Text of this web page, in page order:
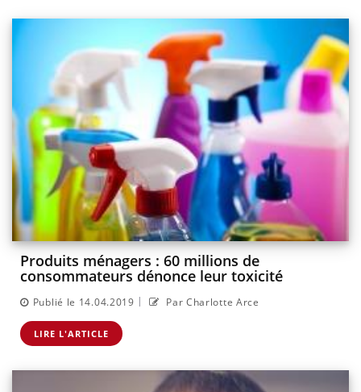
Produits ménagers : 60 millions de
consommateurs dénonce leur toxicité
Publié le 14.04.2019 | Par Charlotte Arce
LIRE L'ARTICLE